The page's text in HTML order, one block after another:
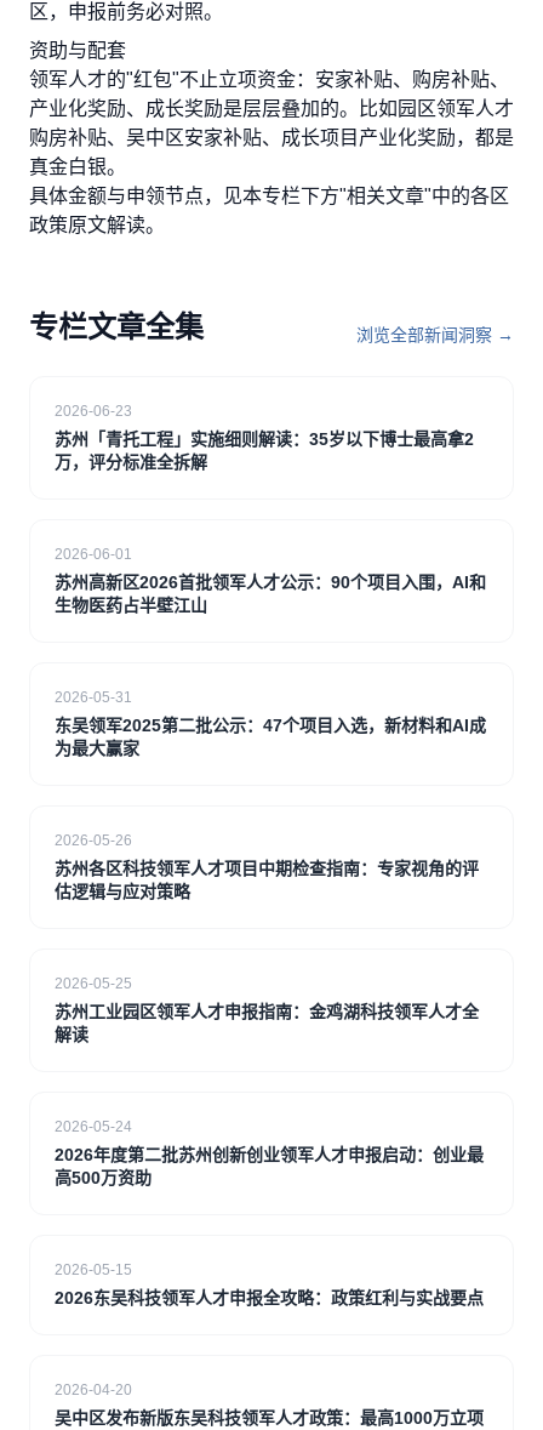
区，申报前务必对照。
资助与配套
领军人才的"红包"不止立项资金：安家补贴、购房补贴、
产业化奖励、成长奖励是层层叠加的。比如园区领军人才
购房补贴、吴中区安家补贴、成长项目产业化奖励，都是
真金白银。
具体金额与申领节点，见本专栏下方"相关文章"中的各区
政策原文解读。
专栏文章全集 浏览全部新闻洞察 →
2026-06-23
苏州「青托工程」实施细则解读：35岁以下博士最高拿2
万，评分标准全拆解
2026-06-01
苏州高新区2026首批领军人才公示：90个项目入围，AI和
生物医药占半壁江山
2026-05-31
东吴领军2025第二批公示：47个项目入选，新材料和AI成
为最大赢家
2026-05-26
苏州各区科技领军人才项目中期检查指南：专家视角的评
估逻辑与应对策略
2026-05-25
苏州工业园区领军人才申报指南：金鸡湖科技领军人才全
解读
2026-05-24
2026年度第二批苏州创新创业领军人才申报启动：创业最
高500万资助
2026-05-15
2026东吴科技领军人才申报全攻略：政策红利与实战要点
2026-04-20
吴中区发布新版东吴科技领军人才政策：最高1000万立项